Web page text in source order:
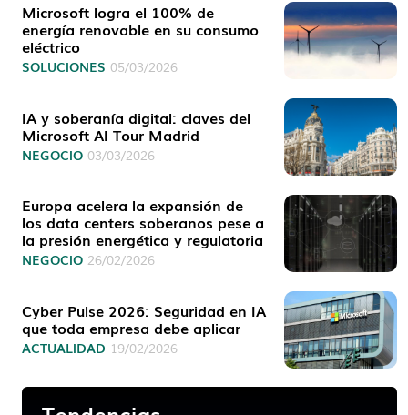
Microsoft logra el 100% de
energía renovable en su consumo
eléctrico
SOLUCIONES 05/03/2026
IA y soberanía digital: claves del
Microsoft AI Tour Madrid
NEGOCIO 03/03/2026
Europa acelera la expansión de
los data centers soberanos pese a
la presión energética y regulatoria
NEGOCIO 26/02/2026
Cyber Pulse 2026: Seguridad en IA
que toda empresa debe aplicar
ACTUALIDAD 19/02/2026